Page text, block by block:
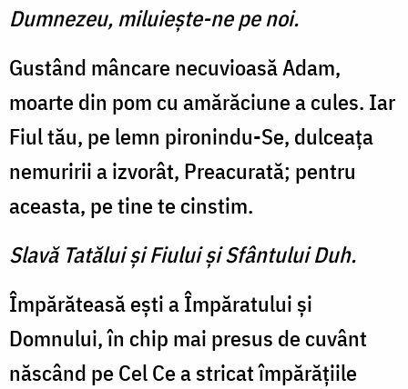
Dumnezeu, miluieşte-ne pe noi.
Gustând mâncare necuvioasă Adam,
moarte din pom cu amărăciune a cules. Iar
Fiul tău, pe lemn pironindu-Se, dulceaţa
nemuririi a izvorât, Preacurată; pentru
aceasta, pe tine te cinstim.
Slavă Tatălui şi Fiului şi Sfântului Duh.
Împărăteasă eşti a Împăratului şi
Domnului, în chip mai presus de cuvânt
născând pe Cel Ce a stricat împărăţiile